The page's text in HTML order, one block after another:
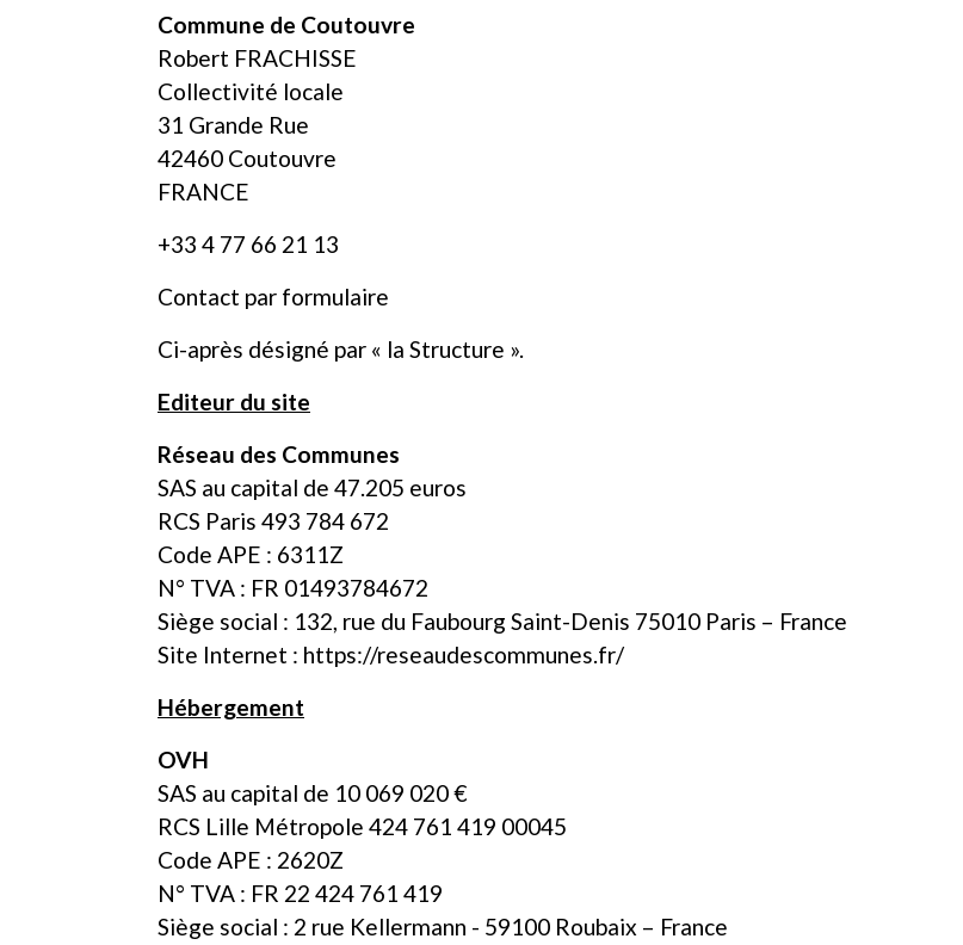
Commune de Coutouvre
Robert FRACHISSE
Collectivité locale
31 Grande Rue
42460 Coutouvre
FRANCE
+33 4 77 66 21 13
Contact par formulaire
Ci-après désigné par « la Structure ».
Editeur du site
Réseau des Communes
SAS au capital de 47.205 euros
RCS Paris 493 784 672
Code APE : 6311Z
N° TVA : FR 01493784672
Siège social : 132, rue du Faubourg Saint-Denis 75010 Paris – France
Site Internet : https://reseaudescommunes.fr/
Hébergement
OVH
SAS au capital de 10 069 020 €
RCS Lille Métropole 424 761 419 00045
Code APE : 2620Z
N° TVA : FR 22 424 761 419
Siège social : 2 rue Kellermann - 59100 Roubaix – France